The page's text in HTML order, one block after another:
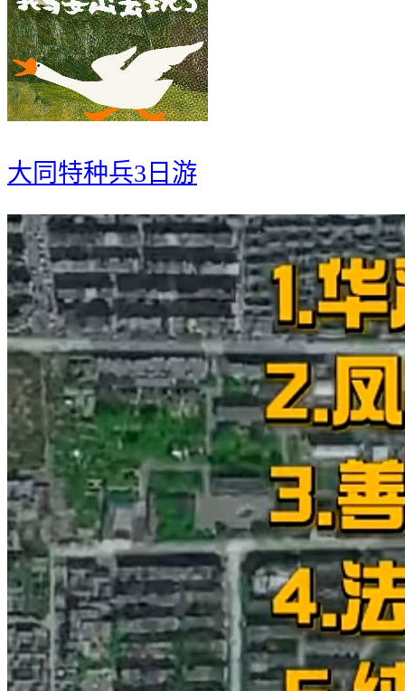
大同特种兵3日游